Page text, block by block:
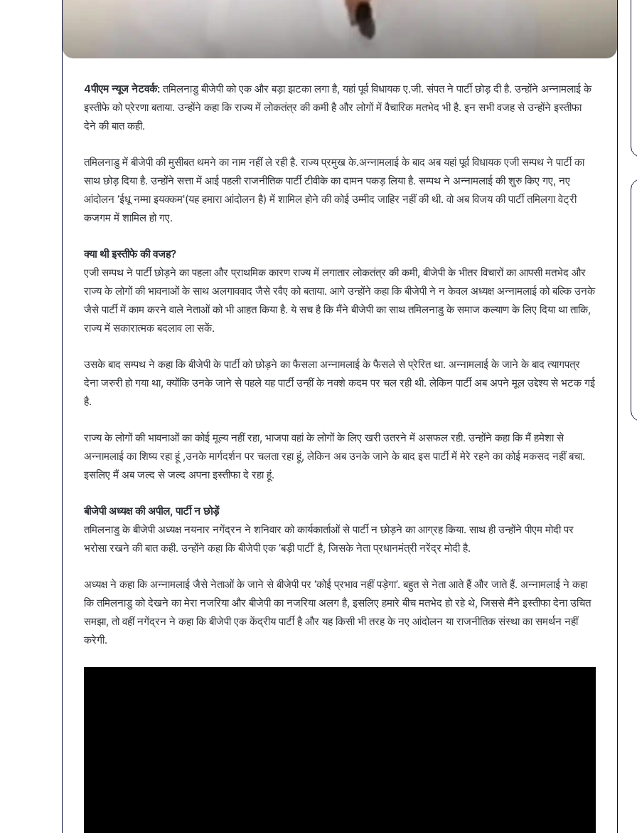
4पीएम न्यूज नेटवर्क:तमिलनाडु बीजेपी को एक और बड़ा झटका लगा है, यहां पूर्व विधायक ए.जी. संपत ने पार्टी छोड़ दी है. उन्होंने अन्नामलाई के
इस्तीफे को प्रेरणा बताया. उन्होंने कहा कि राज्य में लोकतंत्र की कमी है और लोगों में वैचारिक मतभेद भी है. इन सभी वजह से उन्होंने इस्तीफा
देने की बात कही.
तमिलनाडु में बीजेपी की मुसीबत थमने का नाम नहीं ले रही है. राज्य प्रमुख के.अन्नामलाई के बाद अब यहां पूर्व विधायक एजी सम्पथ ने पार्टी का
साथ छोड़ दिया है. उन्होंने सत्ता में आई पहली राजनीतिक पार्टी टीवीके का दामन पकड़ लिया है. सम्पथ ने अन्नामलाई की शुरु किए गए, नए
आंदोलन ‘ईधू नम्मा इयक्कम'(यह हमारा आंदोलन है) में शामिल होने की कोई उम्मीद जाहिर नहीं की थी. वो अब विजय की पार्टी तमिलगा वेट्री
कजगम में शामिल हो गए.
क्या थी इस्तीफे की वजह?
एजी सम्पथ ने पार्टी छोड़ने का पहला और प्राथमिक कारण राज्य में लगातार लोकतंत्र की कमी, बीजेपी के भीतर विचारों का आपसी मतभेद और
राज्य के लोगों की भावनाओं के साथ अलगाववाद जैसे रवैए को बताया. आगे उन्होंने कहा कि बीजेपी ने न केवल अध्यक्ष अन्नामलाई को बल्कि उनके
जैसे पार्टी में काम करने वाले नेताओं को भी आहत किया है. ये सच है कि मैंने बीजेपी का साथ तमिलनाडु के समाज कल्याण के लिए दिया था ताकि,
राज्य में सकारात्मक बदलाव ला सकें.
उसके बाद सम्पथ ने कहा कि बीजेपी के पार्टी को छोड़ने का फैसला अन्नामलाई के फैसले से प्रेरित था. अन्नामलाई के जाने के बाद त्यागपत्र
देना जरुरी हो गया था, क्योंकि उनके जाने से पहले यह पार्टी उन्हीं के नक्शे कदम पर चल रही थी. लेकिन पार्टी अब अपने मूल उद्देश्य से भटक गई
है.
राज्य के लोगों की भावनाओं का कोई मूल्य नहीं रहा, भाजपा वहां के लोगों के लिए खरी उतरने में असफल रही. उन्होंने कहा कि मैं हमेशा से
अन्नामलाई का शिष्य रहा हूं ,उनके मार्गदर्शन पर चलता रहा हूं, लेकिन अब उनके जाने के बाद इस पार्टी में मेरे रहने का कोई मकसद नहीं बचा.
इसलिए मैं अब जल्द से जल्द अपना इस्तीफा दे रहा हूं.
बीजेपी अध्यक्ष की अपील, पार्टी न छोड़ें
तमिलनाडु के बीजेपी अध्यक्ष नयनार नगेंद्रन ने शनिवार को कार्यकार्ताओं से पार्टी न छोड़ने का आग्रह किया. साथ ही उन्होंने पीएम मोदी पर
भरोसा रखने की बात कही. उन्होंने कहा कि बीजेपी एक ‘बड़ी पार्टी’ है, जिसके नेता प्रधानमंत्री नरेंद्र मोदी है.
अध्यक्ष ने कहा कि अन्नामलाई जैसे नेताओं के जाने से बीजेपी पर ‘कोई प्रभाव नहीं पड़ेगा’. बहुत से नेता आते हैं और जाते हैं. अन्नामलाई ने कहा
कि तमिलनाडु को देखने का मेरा नजरिया और बीजेपी का नजरिया अलग है, इसलिए हमारे बीच मतभेद हो रहे थे, जिससे मैंने इस्तीफा देना उचित
समझा, तो वहीं नगेंद्रन ने कहा कि बीजेपी एक केंद्रीय पार्टी है और यह किसी भी तरह के नए आंदोलन या राजनीतिक संस्था का समर्थन नहीं
करेगी.
SAS
में
ट्रेडर्स
बैठक,
केजरीवाल–
मान
नगर में ट्रेडर्स कमीशन की पहली
बैठक, केजरीवाल–मान का बड़ा
है?
में
डाइट
ये
7
सब्जियां
पेट की समस्याओं से बचना है?
गर्मियों में डाइट में शामिल करें ये 7